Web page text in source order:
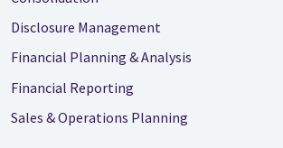
Disclosure Management
Financial Planning & Analysis
Financial Reporting
Sales & Operations Planning